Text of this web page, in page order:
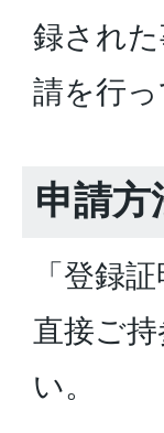
録され
請を行っ
申請方
「登録
直接ご
い。